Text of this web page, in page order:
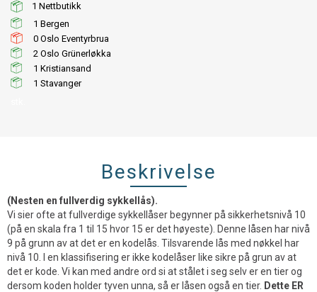
1 Nettbutikk
1
0
2
1
1
Beskrivelse
(Nesten en fullverdig sykkellås).
Vi sier ofte at fullverdige sykkellåser begynner på sikkerhetsnivå 10
(på en skala fra 1 til 15 hvor 15 er det høyeste). Denne låsen har nivå
9 på grunn av at det er en kodelås. Tilsvarende lås med nøkkel har
nivå 10. I en klassifisering er ikke kodelåser like sikre på grun av at
det er kode. Vi kan med andre ord si at stålet i seg selv er en tier og
dersom koden holder tyven unna, så er låsen også en tier. Dette ER